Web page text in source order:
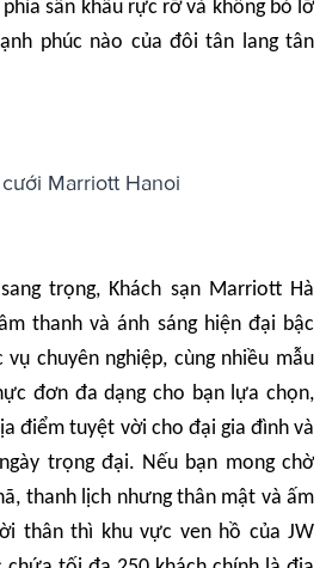
sân khấu rực rỡ và không bỏ lỡ
phúc nào của đôi tân lang tân
trọng, Khách sạn Marriott Hà
thanh và ánh sáng hiện đại bậc
vụ chuyên nghiệp, cùng nhiều mẫu
đơn đa dạng cho bạn lựa chọn,
điểm tuyệt vời cho đại gia đình và
trọng đại. Nếu bạn mong chờ
thanh lịch nhưng thân mật và ấm
thân thì khu vực ven hồ của JW